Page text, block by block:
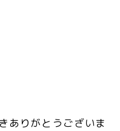
ありがとうございま